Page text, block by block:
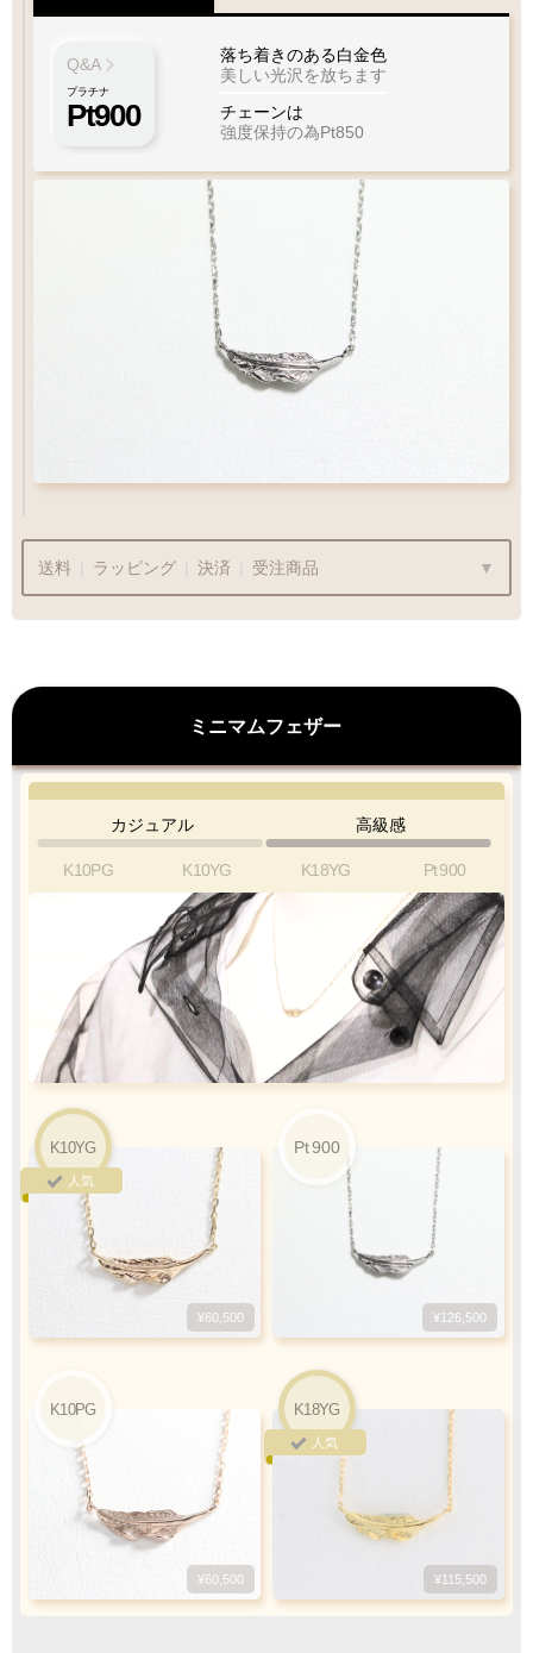
Q&A
プラチナ
Pt900
落ち着きのある白金色
美しい光沢を放ちます
チェーンは
強度保持の為Pt850
送料 ラッピング 決済 受注商品
ラッピングも承っております
Q&A
ラッピング
最適なケースで
お届けします
クロネコ コレクト／カード決済
ご注文完了後
『お支払い手続き』のリンクから
ご利用限度額
1回のお買い物
¥300,000迄
ご注文完了後、メールに記載の指定口座へ
にお振込をお願い致します
振込手数料
お客様ご負担で
お願い致します
ミニマムフェザー
カジュアル 高級感
K10PG K10YG K18YG Pt900
K10YG
人気
¥60,500
Pt900
¥126,500
K10PG
¥60,500
K18YG
人気
¥115,500